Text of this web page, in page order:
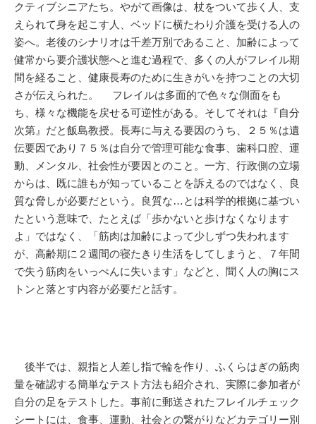
クティブシニアたち。やがて画像は、杖をついて歩く人、支
えられて身を起こす人、ベッドに横たわり介護を受ける人の
姿へ。老後のシナリオは千差万別であること、加齢によって
健常から要介護状態へと進む過程で、多くの人がフレイル期
間を経ること、健康長寿のために生きがいを持つことの大切
さが伝えられた。 フレイルは多面的で色々な側面をも
ち、様々な機能を戻せる可逆性がある。そしてそれは『自分
次第』だと飯島教授。長寿に与える要因のうち、２５％は遺
伝要因であり７５％は自分で管理可能な食事、歯科口腔、運
動、メンタル、社会性が要因とのこと。一方、行政側の立場
からは、既に誰もが知っていることを訴えるのではなく、良
質な脅しが必要だという。良質な…とは科学的根拠に基づい
たという意味で、たとえば「歩かないと歩けなくなります
よ」ではなく、「筋肉は加齢によって少しずつ失われます
が、高齢期に２週間の寝たきり生活をしてしまうと、７年間
で失う筋肉をいっぺんに失います」などと、聞く人の胸にス
トンと落とす内容が必要だと話す。
後半では、親指と人差し指で輪を作り、ふくらはぎの筋肉
量を確認する簡単なテスト方法も紹介され、実際に参加者が
自分の足をテストした。事前に郵送されたフレイルチェック
シートには、食事、運動、社会との繋がりなどカテゴリー別